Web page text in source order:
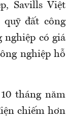
Savills Việt
đất công
nghiệp có giá
nghiệp hỗ
tháng năm
chiếm hơn